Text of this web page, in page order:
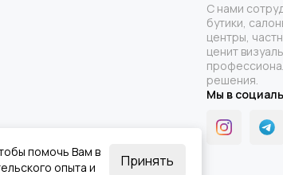
С нами
бутики,
центры,
ценит
решения.
Мы в
помочь Вам в
опыта и
Принять